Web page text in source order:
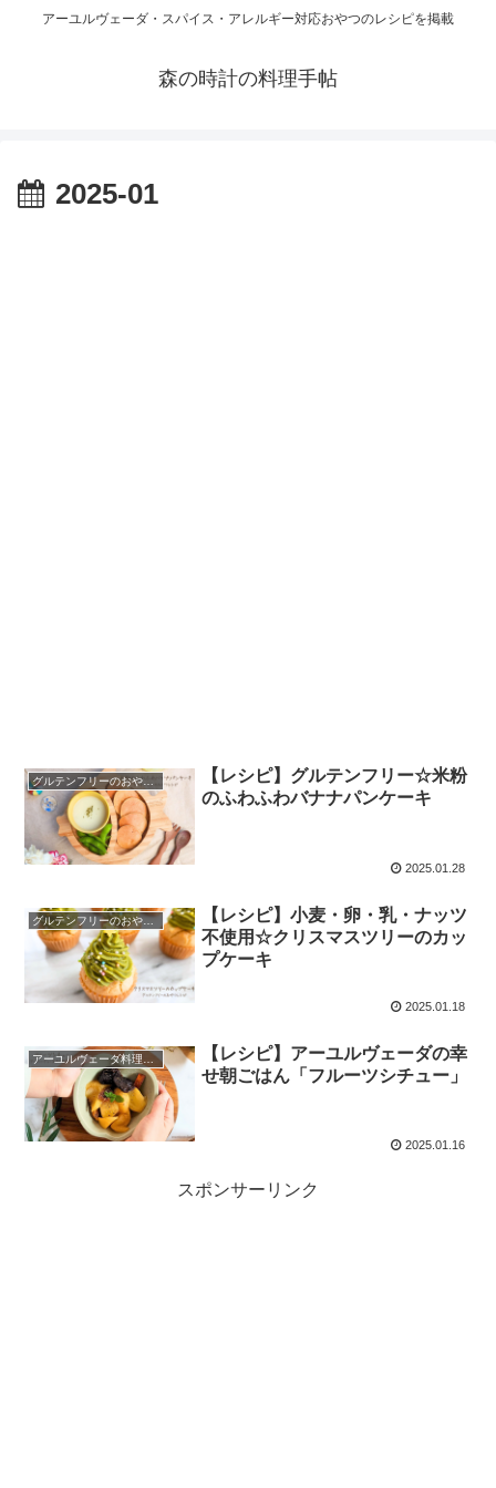
アーユルヴェーダ・スパイス・アレルギー対応おやつのレシピを掲載
森の時計の料理手帖
2025-01
グルテンフリーのおやつレシピ
【レシピ】グルテンフリー☆米粉
のふわふわバナナパンケーキ
2025.01.28
グルテンフリーのおやつレシピ
【レシピ】小麦・卵・乳・ナッツ
不使用☆クリスマスツリーのカッ
プケーキ
2025.01.18
アーユルヴェーダ料理レシピ
【レシピ】アーユルヴェーダの幸
せ朝ごはん「フルーツシチュー」
2025.01.16
スポンサーリンク